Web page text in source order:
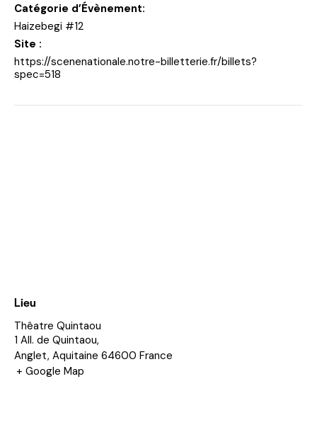
Catégorie d’Évènement:
Haizebegi #12
Site :
https://scenenationale.notre-billetterie.fr/billets?
spec=518
Lieu
Thêatre Quintaou
1 All. de Quintaou,
Anglet, Aquitaine 64600 France
+ Google Map